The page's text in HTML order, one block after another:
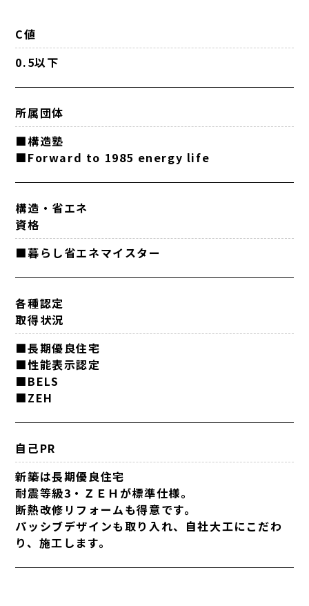
C値
0.5以下
所属団体
■構造塾
■Forward to 1985 energy life
構造・省エネ
資格
■暮らし省エネマイスター
各種認定
取得状況
■長期優良住宅
■性能表示認定
■BELS
■ZEH
自己PR
新築は長期優良住宅
耐震等級3・ＺＥＨが標準仕様。
断熱改修リフォームも得意です。
パッシブデザインも取り入れ、自社大工にこだわ
り、施工します。